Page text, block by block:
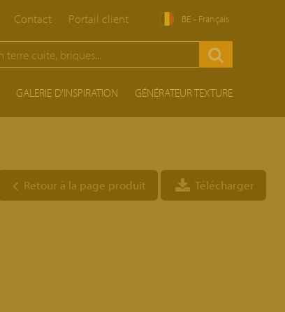
Contact Portail client BE - Français
GALERIE D'INSPIRATION GÉNÉRATEUR TEXTURE
Retour à la page produit Télécharger